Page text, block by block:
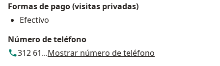
Formas de pago (visitas privadas)
Efectivo
Número de teléfono
312 61...Mostrar número de teléfono